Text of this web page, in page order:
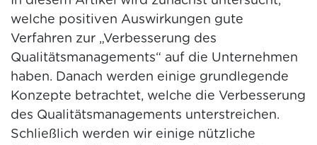
welche positiven Auswirkungen gute
Verfahren zur „Verbesserung des
Qualitätsmanagements“ auf die Unternehmen
haben. Danach werden einige grundlegende
Konzepte betrachtet, welche die Verbesserung
des Qualitätsmanagements unterstreichen.
Schließlich werden wir einige nützliche